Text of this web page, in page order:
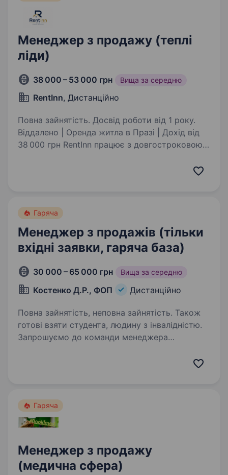
Менеджер з продажу (теплі
ліди)
38 000 – 53 000 грн Вища за середню
RentInn, Дистанційно
Повна зайнятість. Досвід роботи від 1 року.
Віддалено | Оренда житла в Празі | Дохід вiд
38 000 грн RentInn працює з довгостроковою
Гаряча
Менеджер з продажів (тільки
вхідні заявки, гаряча база)
30 000 – 65 000 грн Вища за середню
Костенко Д.Р., ФОП Дистанційно
Повна зайнятість, неповна зайнятість. Також
готові взяти студента, людину з інвалідністю.
Запрошуємо до команди менеджера
уточнювати…
Гаряча
Менеджер з продажу
(медична сфера)